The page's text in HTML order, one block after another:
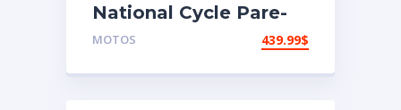
National Cycle Pare-
brise aéroacoustique
VStream Kawasaki,
Suzuki
MOTOS 439.99$